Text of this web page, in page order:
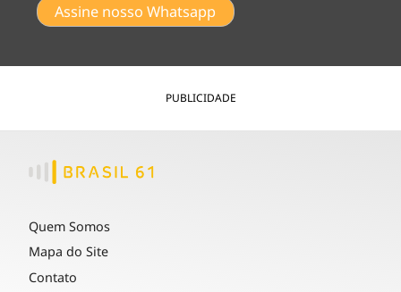
Assine nosso Whatsapp
PUBLICIDADE
Quem Somos
Mapa do Site
Contato